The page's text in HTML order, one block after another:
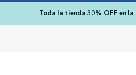
Toda la tienda 30% OFF en